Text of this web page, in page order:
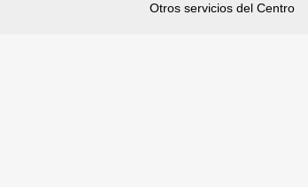
Otros servicios del Centro